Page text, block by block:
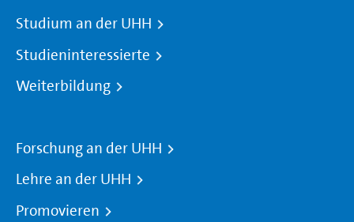
Studium an der UHH
Studieninteressierte
Weiterbildung
Forschung an der UHH
Lehre an der UHH
Promovieren